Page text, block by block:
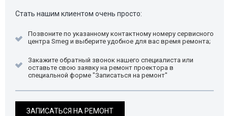
Стать нашим клиентом очень просто:
Позвоните по указанному контактному номеру сервисного
центра Smeg и выберите удобное для вас время ремонта;
Закажите обратный звонок нашего специалиста или
оставьте свою заявку на ремонт проектора в
специальной форме "Записаться на ремонт"
ЗАПИСАТЬСЯ НА РЕМОНТ